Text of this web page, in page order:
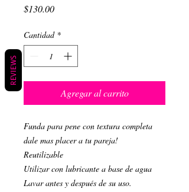
$130.00Precio
Cantidad *
Agregar al carrito
Funda para pene con textura completa
dale mas placer a tu pareja!
Reutilizable
Utilizar con lubricante a base de agua
Lavar antes y después de su uso.
REVIEWS